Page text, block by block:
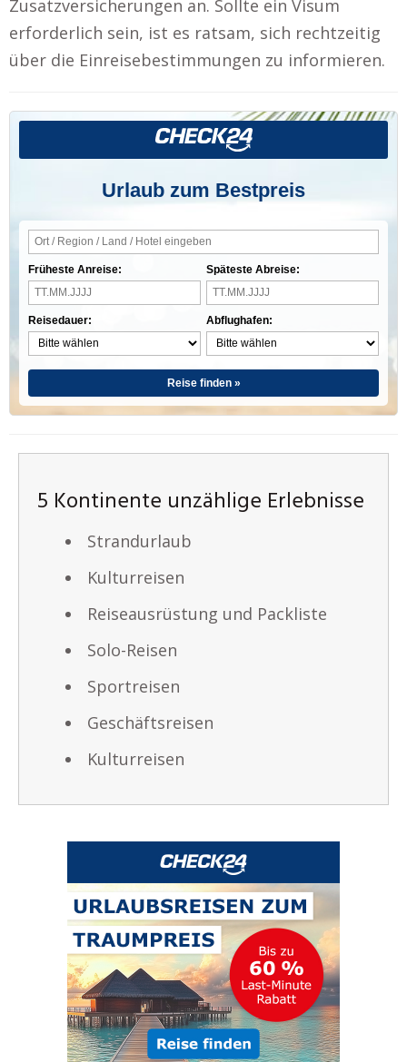
Zusatzversicherungen an. Sollte ein Visum
erforderlich sein, ist es ratsam, sich rechtzeitig
über die Einreisebestimmungen zu informieren.
Urlaub zum Bestpreis
Früheste Anreise:
Reisedauer:
Späteste Abreise:
Abflughafen:
Reise finden »
5 Kontinente unzählige Erlebnisse
Strandurlaub
Kulturreisen
Reiseausrüstung und Packliste
Solo-Reisen
Sportreisen
Geschäftsreisen
Kulturreisen